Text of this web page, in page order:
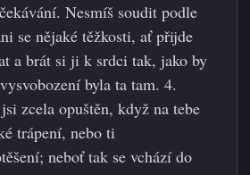
Nesmíš soudit podle
se nějaké těžkosti, ať přijde
a brát si ji k srdci tak, jako by
byla ta tam. 4.
zcela opuštěn, když na tebe
trápení, nebo ti
neboť tak se vchází do